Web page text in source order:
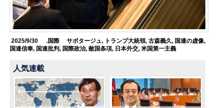
2025/9/30 .国際 サボタージュ , トランプ大統領, 古森義久, 国連の虚像,
国連信奉, 国連批判, 国際政治,敵国条項, 日本外交,米国第一主義
人気連載